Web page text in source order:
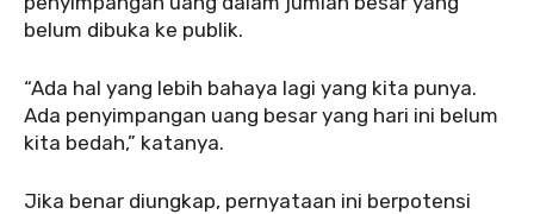
belum dibuka ke publik.
‎‎“Ada hal yang lebih bahaya lagi yang kita punya.
Ada penyimpangan uang besar yang hari ini belum
kita bedah,” katanya.
‎Jika benar diungkap, pernyataan ini berpotensi